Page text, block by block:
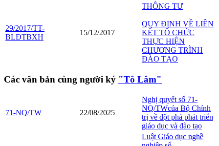
29/2017/TT-
BLĐTBXH
15/12/2017
THÔNG TƯ
QUY ĐỊNH VỀ LIÊN
KẾT TỔ CHỨC
THỰC HIỆN
CHƯƠNG TRÌNH
ĐÀO TẠO
Các văn bản cùng người ký "Tô Lâm"
71-NQ/TW 22/08/2025
Nghị quyết số 71-
NQ/TWcủa Bộ Chính
trị về đột phá phát triển
giáo dục và đào tạo
Luật Giáo dục nghề